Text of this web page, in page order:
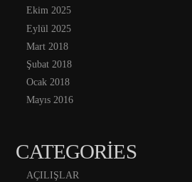
Ekim 2025
Eylül 2025
Mart 2018
Şubat 2018
Ocak 2018
Mayıs 2016
CATEGORIES
AÇILIŞLAR